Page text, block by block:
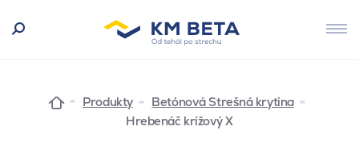
Produkty
Betónová Strešná krytina
Hrebenáč krížový X